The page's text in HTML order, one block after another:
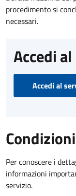
procedimento si
necessari.
Accedi
Accedi al
Per conoscere i
informazioni
servizio.